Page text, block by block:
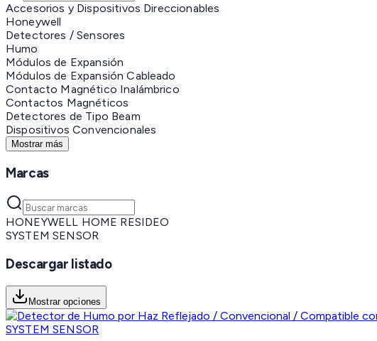
Accesorios y Dispositivos Direccionables
Honeywell
Detectores / Sensores
Humo
Módulos de Expansión
Módulos de Expansión Cableado
Contacto Magnético Inalámbrico
Contactos Magnéticos
Detectores de Tipo Beam
Dispositivos Convencionales
Mostrar más
Marcas
HONEYWELL HOME RESIDEO
SYSTEM SENSOR
Descargar listado
Mostrar opciones
SYSTEM SENSOR